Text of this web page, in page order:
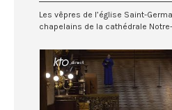
Les vêpres de l’église Saint-
chapelains de la cathédrale